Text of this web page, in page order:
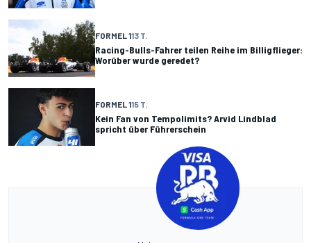
FORMEL 113 T.
Racing-Bulls-Fahrer teilen Reihe im Billigflieger:
Worüber wurde geredet?
FORMEL 115 T.
Kein Fan von Tempolimits? Arvid Lindblad
spricht über Führerschein